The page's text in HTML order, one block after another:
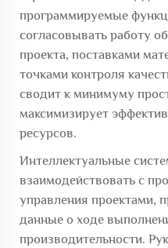
программируемые
согласовывать работу
проекта, поставками
точками контроля
сводит к минимуму
максимизирует
ресурсов.
Интеллектуальные
взаимодействовать с
управления проектами,
данные о ходе
производительности.